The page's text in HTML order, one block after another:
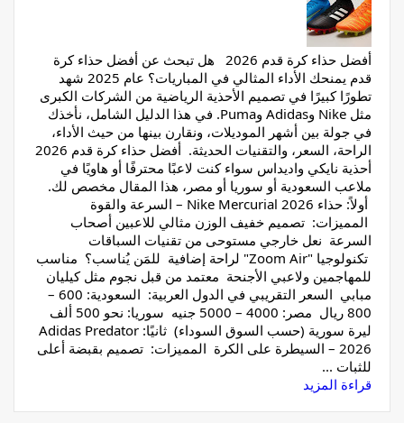
أفضل حذاء كرة قدم 2026 هل تبحث عن أفضل حذاء كرة
قدم يمنحك الأداء المثالي في المباريات؟ عام 2025 شهد
تطورًا كبيرًا في تصميم الأحذية الرياضية من الشركات الكبرى
مثل Nike وAdidas وPuma. في هذا الدليل الشامل، نأخذك
في جولة بين أشهر الموديلات، ونقارن بينها من حيث الأداء،
الراحة، السعر، والتقنيات الحديثة. أفضل حذاء كرة قدم 2026
أحذية نايكي واديداس سواء كنت لاعبًا محترفًا أو هاويًا في
ملاعب السعودية أو سوريا أو مصر، هذا المقال مخصص لك.
أولاً: حذاء Nike Mercurial 2026 – السرعة والقوة
المميزات: تصميم خفيف الوزن مثالي للاعبين أصحاب
السرعة نعل خارجي مستوحى من تقنيات السباقات
تكنولوجيا "Zoom Air" لراحة إضافية للمَن يُناسب؟ مناسب
للمهاجمين ولاعبي الأجنحة معتمد من قبل نجوم مثل كيليان
مبابي السعر التقريبي في الدول العربية: السعودية: 600 –
800 ريال مصر: 4000 – 5000 جنيه سوريا: نحو 500 ألف
ليرة سورية (حسب السوق السوداء) ثانيًا: Adidas Predator
2026 – السيطرة على الكرة المميزات: تصميم بقبضة أعلى
للثبات ...
قراءة المزيد